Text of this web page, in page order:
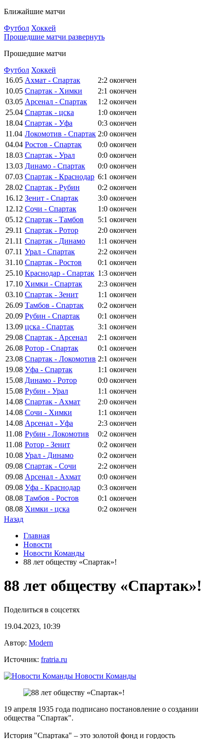
Ближайшие матчи
Футбол Хоккей
Прошедшие матчи развернуть
Прошедшие матчи
Футбол Хоккей
16.05 Ахмат - Спартак 2:2 окончен
10.05 Спартак - Химки 2:1 окончен
03.05 Арсенал - Спартак 1:2 окончен
25.04 Спартак - цска 1:0 окончен
18.04 Спартак - Уфа 0:3 окончен
11.04 Локомотив - Спартак 2:0 окончен
04.04 Ростов - Спартак 0:0 окончен
18.03 Спартак - Урал 0:0 окончен
13.03 Динамо - Спартак 0:0 окончен
07.03 Спартак - Краснодар 6:1 окончен
28.02 Спартак - Рубин 0:2 окончен
16.12 Зенит - Спартак 3:0 окончен
12.12 Сочи - Спартак 1:0 окончен
05.12 Спартак - Тамбов 5:1 окончен
29.11 Спартак - Ротор 2:0 окончен
21.11 Спартак - Динамо 1:1 окончен
07.11 Урал - Спартак 2:2 окончен
31.10 Спартак - Ростов 0:1 окончен
25.10 Краснодар - Спартак 1:3 окончен
17.10 Химки - Спартак 2:3 окончен
03.10 Спартак - Зенит 1:1 окончен
26.09 Тамбов - Спартак 0:2 окончен
20.09 Рубин - Спартак 0:1 окончен
13.09 цска - Спартак 3:1 окончен
29.08 Спартак - Арсенал 2:1 окончен
26.08 Ротор - Спартак 0:1 окончен
23.08 Спартак - Локомотив 2:1 окончен
19.08 Уфа - Спартак 1:1 окончен
15.08 Динамо - Ротор 0:0 окончен
15.08 Рубин - Урал 1:1 окончен
14.08 Спартак - Ахмат 2:0 окончен
14.08 Сочи - Химки 1:1 окончен
14.08 Арсенал - Уфа 2:3 окончен
11.08 Рубин - Локомотив 0:2 окончен
11.08 Ротор - Зенит 0:2 окончен
10.08 Урал - Динамо 0:2 окончен
09.08 Спартак - Сочи 2:2 окончен
09.08 Арсенал - Ахмат 0:0 окончен
09.08 Уфа - Краснодар 0:3 окончен
08.08 Тамбов - Ростов 0:1 окончен
08.08 Химки - цска 0:2 окончен
Назад
Главная
Новости
Новости Команды
88 лет обществу «Спартак»!
88 лет обществу «Спартак»!
Поделиться в соцсетях
19.04.2023, 10:39
Автор: Modern
Источник: fratria.ru
Новости Команды
19 апреля 1935 года подписано постановление о создании
общества "Спартак".
История "Спартака" – это золотой фонд и гордость